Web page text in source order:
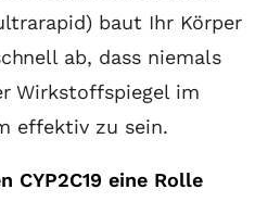
baut Ihr Körper
ab, dass niemals
Wirkstoffspiegel im
effektiv zu sein.
CYP2C19 eine Rolle